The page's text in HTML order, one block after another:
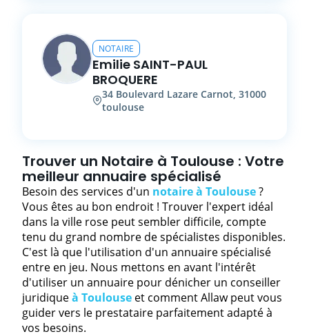
NOTAIRE
Emilie SAINT-PAUL
BROQUERE
34 Boulevard Lazare Carnot, 31000
toulouse
Trouver un Notaire à Toulouse : Votre
meilleur annuaire spécialisé
Besoin des services d'un notaire à Toulouse?
Vous êtes au bon endroit ! Trouver l'expert idéal
dans la ville rose peut sembler difficile, compte
tenu du grand nombre de spécialistes disponibles.
C'est là que l'utilisation d'un annuaire spécialisé
entre en jeu. Nous mettons en avant l'intérêt
d'utiliser un annuaire pour dénicher un conseiller
juridiqueà Toulouse et comment Allaw peut vous
guider vers le prestataire parfaitement adapté à
vos besoins.